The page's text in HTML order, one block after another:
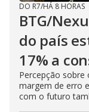
DO R7/HÁ 8 HORAS
BTG/
do país
17% a
Percepção
margem de erro
com o futuro